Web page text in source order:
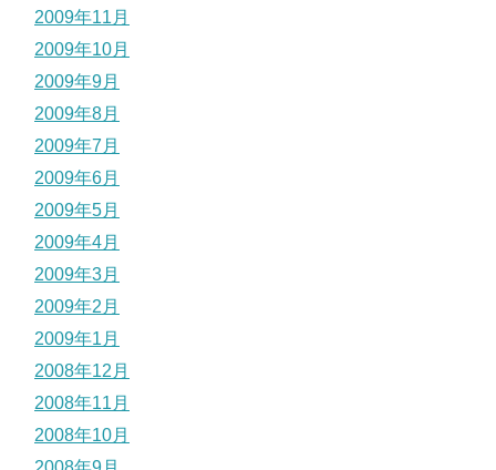
2009年11月
2009年10月
2009年9月
2009年8月
2009年7月
2009年6月
2009年5月
2009年4月
2009年3月
2009年2月
2009年1月
2008年12月
2008年11月
2008年10月